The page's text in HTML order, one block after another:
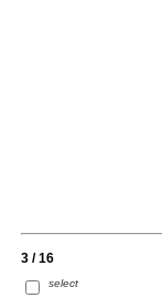
3 / 16
select